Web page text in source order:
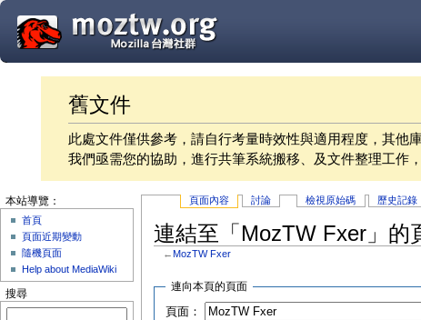
舊文件
此處文件僅供參考，請自行考量時效性與適用程度，其他
我們亟需您的協助，進行共筆系統搬移、及文件整理工作
頁面內容 討論 檢視原始碼 歷史記錄
連結至「MozTW Fxer」的
← MozTW Fxer
連向本頁的頁面
頁面：
本站導覽：
首頁
頁面近期變動
隨機頁面
Help about MediaWiki
搜尋